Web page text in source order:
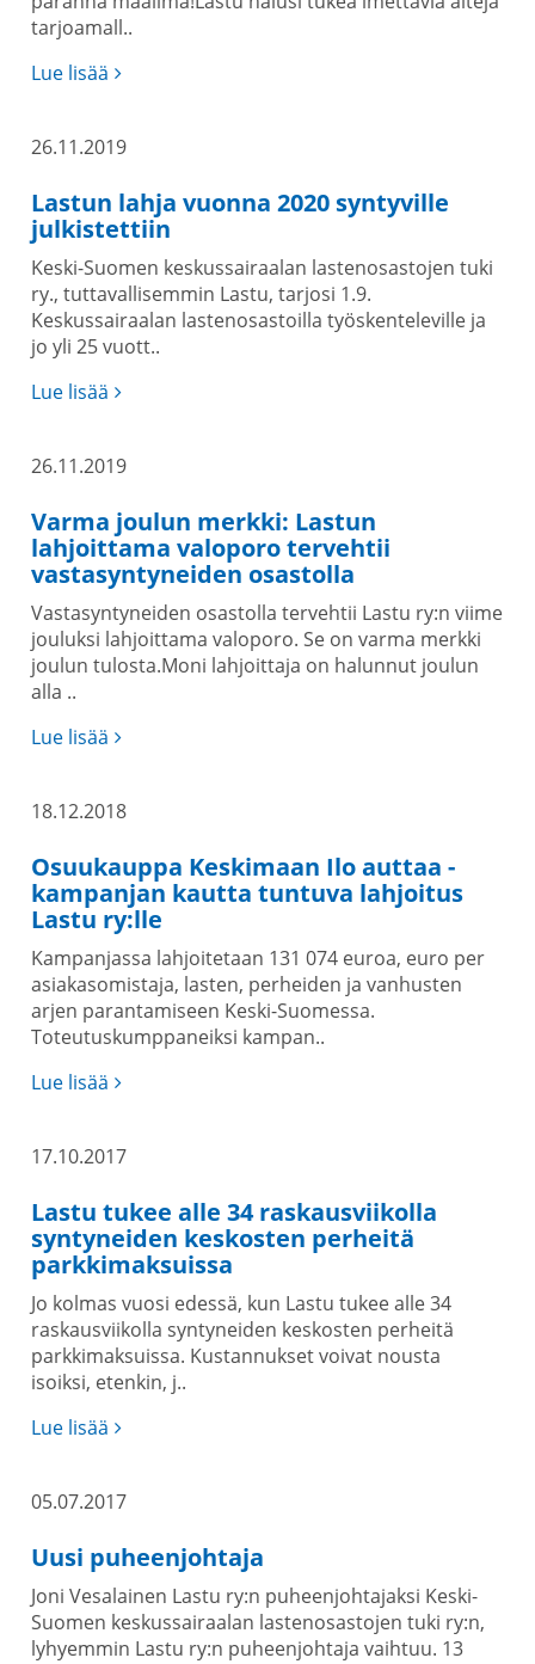
tarjoamall..
Lue lisää
26.11.2019
Lastun lahja vuonna 2020 syntyville
julkistettiin
Keski-Suomen keskussairaalan lastenosastojen tuki
ry., tuttavallisemmin Lastu, tarjosi 1.9.
Keskussairaalan lastenosastoilla työskenteleville ja
jo yli 25 vuott..
Lue lisää
26.11.2019
Varma joulun merkki: Lastun
lahjoittama valoporo tervehtii
vastasyntyneiden osastolla
Vastasyntyneiden osastolla tervehtii Lastu ry:n viime
jouluksi lahjoittama valoporo. Se on varma merkki
joulun tulosta.Moni lahjoittaja on halunnut joulun
alla ..
Lue lisää
18.12.2018
Osuukauppa Keskimaan Ilo auttaa -
kampanjan kautta tuntuva lahjoitus
Lastu ry:lle
Kampanjassa lahjoitetaan 131 074 euroa, euro per
asiakasomistaja, lasten, perheiden ja vanhusten
arjen parantamiseen Keski-Suomessa.
Toteutuskumppaneiksi kampan..
Lue lisää
17.10.2017
Lastu tukee alle 34 raskausviikolla
syntyneiden keskosten perheitä
parkkimaksuissa
Jo kolmas vuosi edessä, kun Lastu tukee alle 34
raskausviikolla syntyneiden keskosten perheitä
parkkimaksuissa. Kustannukset voivat nousta
isoiksi, etenkin, j..
Lue lisää
05.07.2017
Uusi puheenjohtaja
Joni Vesalainen Lastu ry:n puheenjohtajaksi Keski-
Suomen keskussairaalan lastenosastojen tuki ry:n,
lyhyemmin Lastu ry:n puheenjohtaja vaihtuu. 13